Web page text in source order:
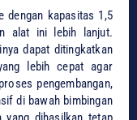
dengan kapasitas 1,5
alat ini lebih lanjut.
dapat ditingkatkan
lebih cepat agar
pengembangan,
di bawah bimbingan